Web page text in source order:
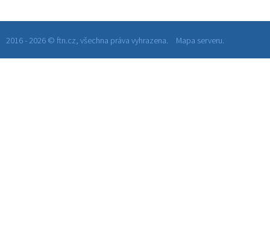
2016 - 2026 © ftn.cz, všechna práva vyhrazena. Mapa serveru.